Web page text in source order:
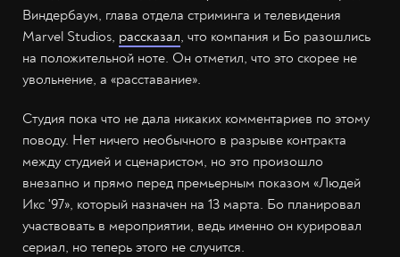
Виндербаум, глава отдела стриминга и телевидения
Marvel Studios, рассказал, что компания и Бо разошлись
на положительной ноте. Он отметил, что это скорее не
увольнение, а «расставание».
Студия пока что не дала никаких комментариев по этому
поводу. Нет ничего необычного в разрыве контракта
между студией и сценаристом, но это произошло
внезапно и прямо перед премьерным показом «Людей
Икс '97», который назначен на 13 марта. Бо планировал
участвовать в мероприятии, ведь именно он курировал
сериал, но теперь этого не случится.